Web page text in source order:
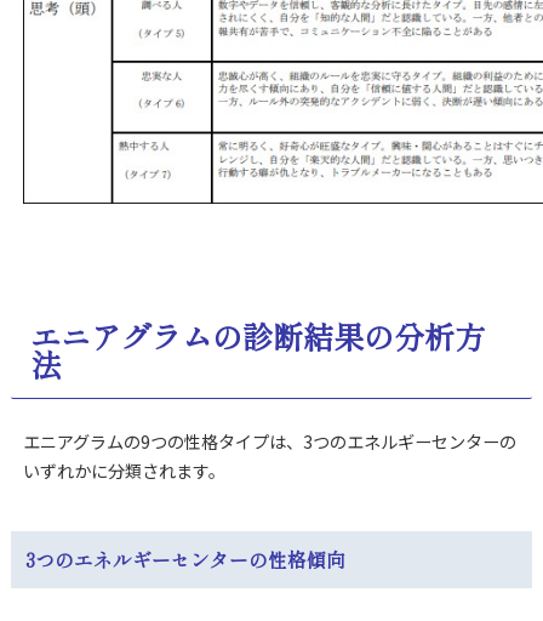
エニアグラムの診断結果の分析方
法
エニアグラムの9つの性格タイプは、3つのエネルギーセンターの
いずれかに分類されます。
3つのエネルギーセンターの性格傾向